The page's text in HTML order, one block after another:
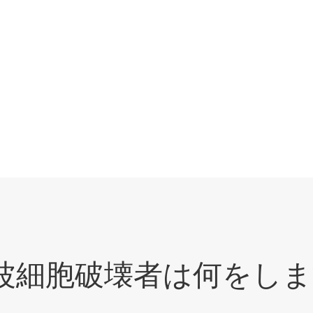
細胞破壊者は何をし